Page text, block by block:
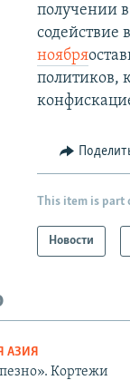
получении
ноября
политиков,
This item is part
Новости
АЗИЯ
Кортежи